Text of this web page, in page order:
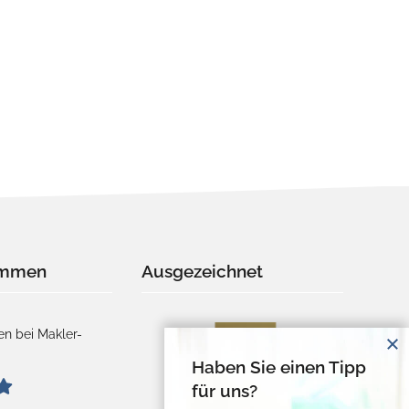
bei Makler-
Ausgezeichnet
Haben Sie einen Tipp
für uns?